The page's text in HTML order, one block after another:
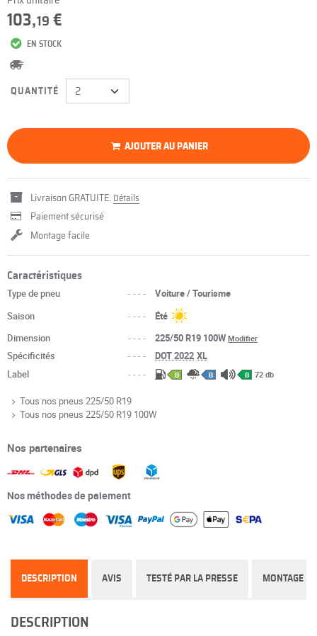
103,19 €
EN STOCK
QUANTITÉ
AJOUTER AU PANIER
Livraison GRATUITE. Détails
Paiement sécurisé
Montage facile
Caractéristiques
Type de pneu ----
Voiture / Tourisme
Saison
----
Été
Dimension
---- 225/50 R19 100WModifier
Spécificités ---- DOT 2022 XL
Label
---- B B B 72 db
Tous nos pneus 225/50 R19
Tous nos pneus 225/50 R19 100W
Nos partenaires
Nos méthodes de paiement
DESCRIPTION AVIS TESTÉ PAR LA PRESSE MONTAGE
DESCRIPTION